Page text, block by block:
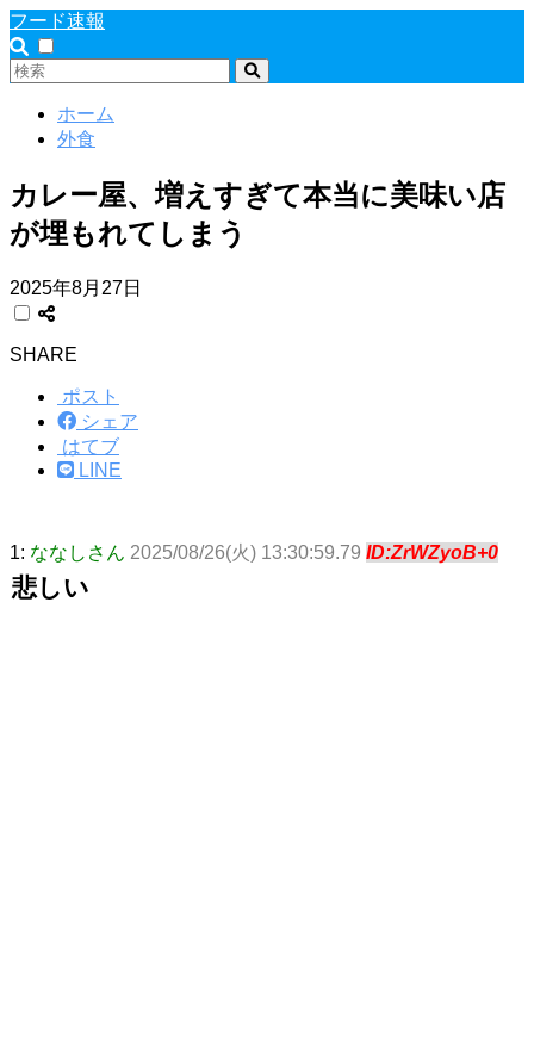
フード速報
ホーム
外食
カレー屋、増えすぎて本当に美味い店
が埋もれてしまう
2025年8月27日
SHARE
ポスト
シェア
はてブ
LINE
1: ななしさん 2025/08/26(火) 13:30:59.79 ID:ZrWZyoB+0
悲しい